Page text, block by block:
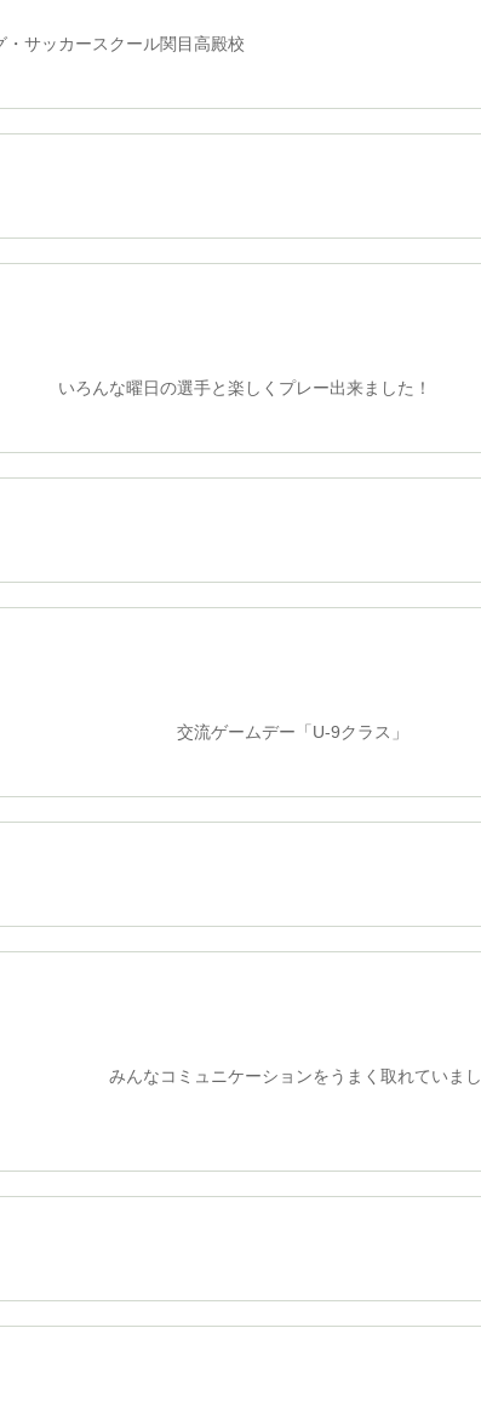
・サッカースクール関目高殿校
選手と楽しくプレー出来ました！
ムデー「U-9クラス」
ニケーションをうまく取れていまし